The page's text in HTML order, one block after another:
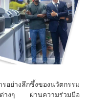
อย่างลึกซึ้งของนวัตกรรม
ต่างๆ ผ่านความร่วมมือ